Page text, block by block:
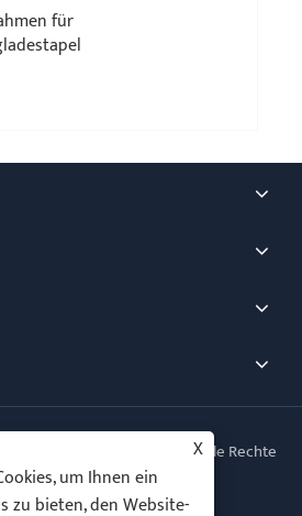
für
Vanton EV Charger Co., Ltd. Alle Rechte
vorbehalten.
X
um Ihnen ein
zu bieten, den Website-